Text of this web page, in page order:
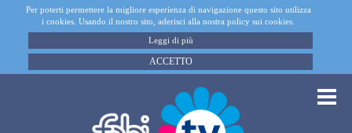
Per poterti permettere la migliore esperienza di navigazione questo sito utilizza
i cookies. Usando il nostro sito, aderisci alla nostra policy sui cookies.
Leggi di più
ACCETTO